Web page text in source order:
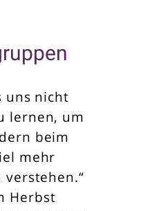
uns nicht
lernen, um
beim
mehr
Herbst